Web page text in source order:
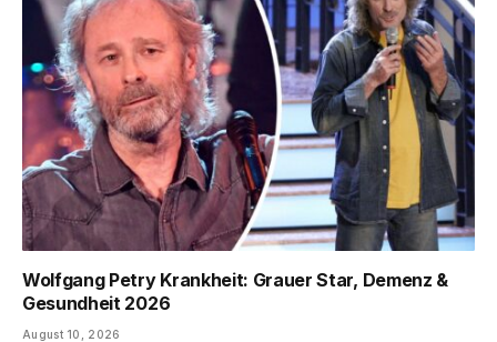
Wolfgang Petry Krankheit: Grauer Star, Demenz &
Gesundheit 2026
August 10, 2026